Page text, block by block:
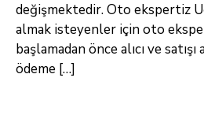
değişmektedir. Oto ekspertiz
almak isteyenler için oto
başlamadan önce alıcı ve
ödeme […]